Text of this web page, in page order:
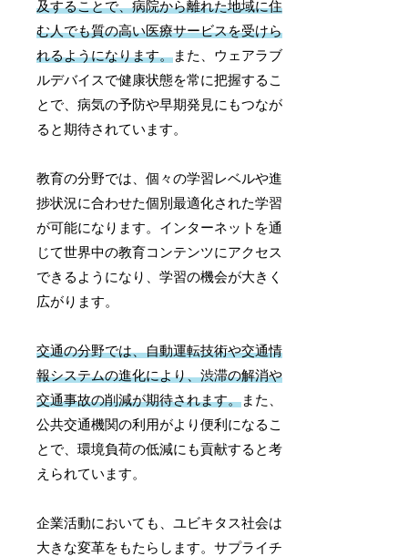
及することで、病院から離れた地域に住
む人でも質の高い医療サービスを受けら
れるようになります。また、ウェアラブ
ルデバイスで健康状態を常に把握するこ
とで、病気の予防や早期発見にもつなが
ると期待されています。
教育の分野では、個々の学習レベルや進
捗状況に合わせた個別最適化された学習
が可能になります。インターネットを通
じて世界中の教育コンテンツにアクセス
できるようになり、学習の機会が大きく
広がります。
交通の分野では、自動運転技術や交通情
報システムの進化により、渋滞の解消や
交通事故の削減が期待されます。また、
公共交通機関の利用がより便利になるこ
とで、環境負荷の低減にも貢献すると考
えられています。
企業活動においても、ユビキタス社会は
大きな変革をもたらします。サプライチ